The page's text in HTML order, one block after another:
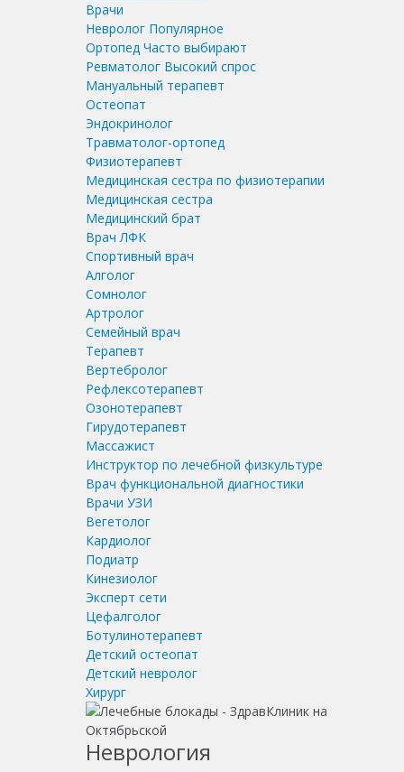
Врачи
Невролог Популярное
Ортопед Часто выбирают
Ревматолог Высокий спрос
Мануальный терапевт
Остеопат
Эндокринолог
Травматолог-ортопед
Физиотерапевт
Медицинская сестра по физиотерапии
Медицинская сестра
Медицинский брат
Врач ЛФК
Спортивный врач
Алголог
Сомнолог
Артролог
Семейный врач
Терапевт
Вертебролог
Рефлексотерапевт
Озонотерапевт
Гирудотерапевт
Массажист
Инструктор по лечебной физкультуре
Врач функциональной диагностики
Врачи УЗИ
Вегетолог
Кардиолог
Подиатр
Кинезиолог
Эксперт сети
Цефалголог
Ботулинотерапевт
Детский остеопат
Детский невролог
Хирург
Неврология